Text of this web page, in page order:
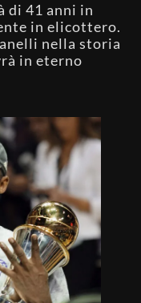
di 41 anni in
in elicottero.
nella storia
in eterno